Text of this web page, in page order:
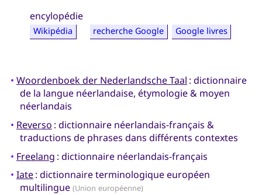
encylopédie
Wikipédia recherche Google Google livres
• Woordenboek der Nederlandsche Taal : dictionnaire
de la langue néerlandaise, étymologie & moyen
néerlandais
• Reverso : dictionnaire néerlandais-français &
traductions de phrases dans différents contextes
• Freelang : dictionnaire néerlandais-français
• Iate: dictionnaire terminologique européen
multilingue (Union européenne)